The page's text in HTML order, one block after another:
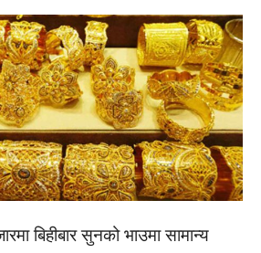
बिहीबार सुनको भाउमा सामान्य